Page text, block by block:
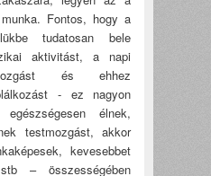
Fontos, hogy a
tudatosan bele
aktivitást, a napi
és ehhez
- ez nagyon
élnek,
testmozgást, akkor
kevesebbet
– összességében